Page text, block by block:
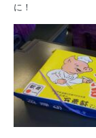
に！